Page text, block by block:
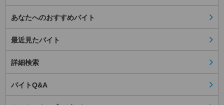
あなたへのおすすめバイト
最近見たバイト
詳細検索
バイトQ&A